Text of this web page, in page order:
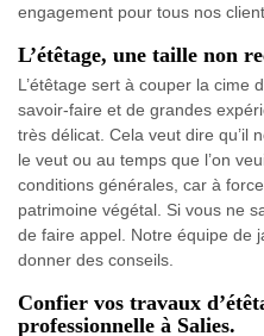
engagement pour tous nos
L’étêtage, une taille non
L’étêtage sert à couper la cime
savoir-faire et de grandes
très délicat. Cela veut dire qu’il
le veut ou au temps que l’on
conditions générales, car à
patrimoine végétal. Si vous ne
de faire appel. Notre équipe de
donner des conseils.
Confier vos travaux
professionnelle à Salies.